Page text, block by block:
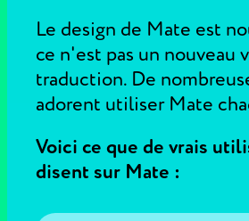
Le design de Mate est
ce n'est pas un nouveau
traduction. De
adorent utiliser Mate
Voici ce que de vrais
disent sur Mate :